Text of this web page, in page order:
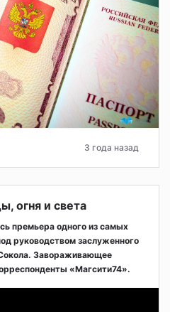
3 года назад
огня и света
премьера одного из самых
руководством заслуженного
Завораживающее
«Магсити74».